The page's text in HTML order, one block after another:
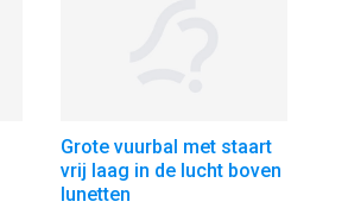
Grote vuurbal met staart
vrij laag in de lucht boven
lunetten